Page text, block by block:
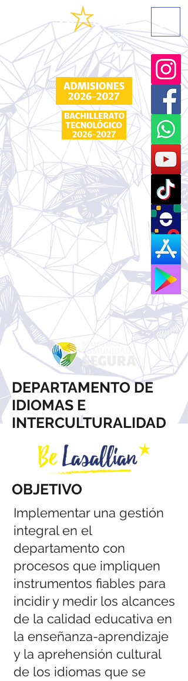
DEPARTAMENTO DE
IDIOMAS E
INTERCULTURALIDAD
OBJETIVO
Implementar una gestión
integral en el
departamento con
procesos que impliquen
instrumentos fiables para
incidir y medir los alcances
de la calidad educativa en
la enseñanza-aprendizaje
y la aprehensión cultural
de los idiomas que se